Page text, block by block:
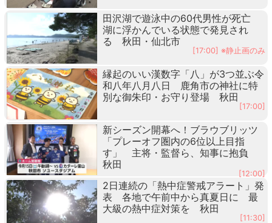
田沢湖で遊泳中の60代男性が死亡
湖に浮かんでいる状態で発見され
る 秋田・仙北市
[17:00] ※静止画のみ
縁起のいい漢数字「八」が3つ並ぶ令
和八年八月八日 鹿角市の神社に特
別な御朱印・お守り登場 秋田
[17:00]
新シーズン開幕へ！ブラウブリッツ
「プレーオフ圏内の6位以上目指
す」 主将・監督ら、知事に抱負
秋田
[12:00]
2日連続の「熱中症警戒アラート」発
表 各地で午前中から真夏日に 最
大級の熱中症対策を 秋田
[11:30]